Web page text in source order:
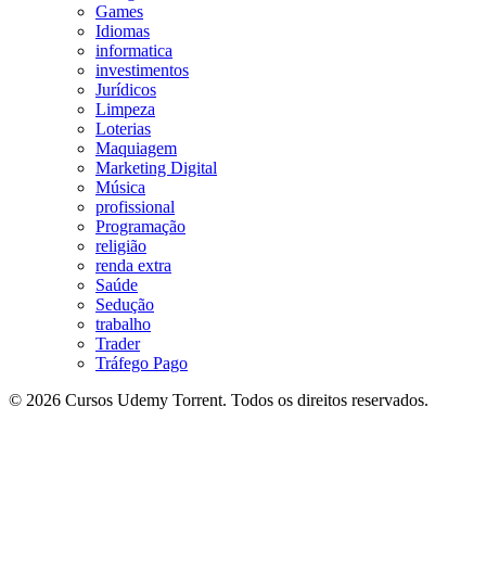
Games
Idiomas
informatica
investimentos
Jurídicos
Limpeza
Loterias
Maquiagem
Marketing Digital
Música
profissional
Programação
religião
renda extra
Saúde
Sedução
trabalho
Trader
Tráfego Pago
© 2026 Cursos Udemy Torrent. Todos os direitos reservados.